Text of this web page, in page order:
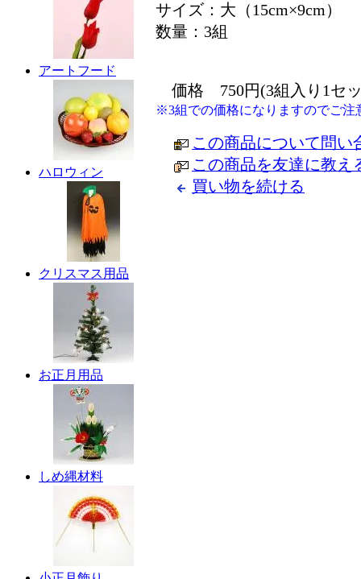
アートフード
ハロウィン
クリスマス用品
お正月用品
しめ縄材料
サイズ：大（15cm×9cm）
数量：3組
価格 750円(3組入り1セ
※3組での価格になりますのでご注
この商品について問い
この商品を友達に教え
買い物を続ける